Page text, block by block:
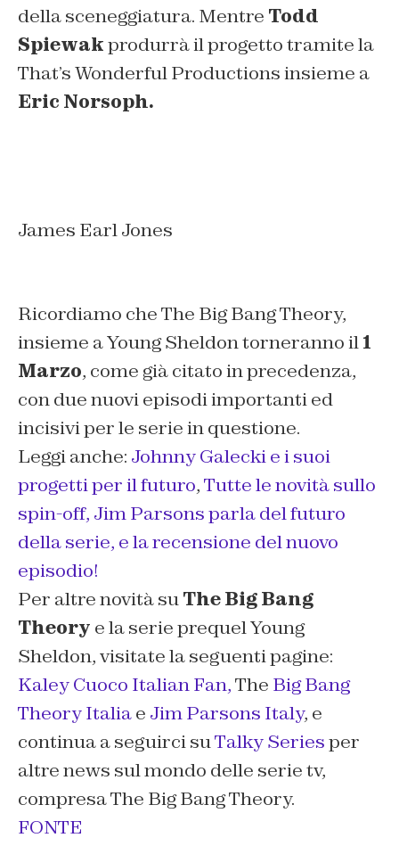
della sceneggiatura. Mentre Todd
Spiewakprodurrà il progetto tramite la
That’s Wonderful Productionsinsieme a
Eric Norsoph.
James Earl Jones
Ricordiamo che The Big Bang Theory,
insieme a Young Sheldon torneranno il1
Marzo, come già citato in precedenza,
con due nuovi episodi importanti ed
incisivi per le serie in questione.
Leggi anche: Johnny Galecki e i suoi
progetti per il futuro,Tutte le novità sullo
spin-off, Jim Parsons parla del futuro
della serie, e la recensione del nuovo
episodio!
Per altre novità suThe Big Bang
Theory e la serie prequelYoung
Sheldon, visitate la seguenti pagine:
Kaley Cuoco Italian Fan,The Big Bang
Theory Italiae Jim Parsons Italy, e
continua a seguirci suTalky Seriesper
altre news sul mondo delle serie tv,
compresa The Big Bang Theory.
FONTE